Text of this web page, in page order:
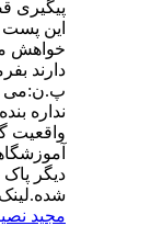
پیگیری
این پست
خواهش
دارند
پ.ن:می
نداره
واقعیت
دیگر
مجید